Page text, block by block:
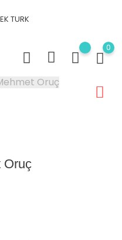
0
Oruç